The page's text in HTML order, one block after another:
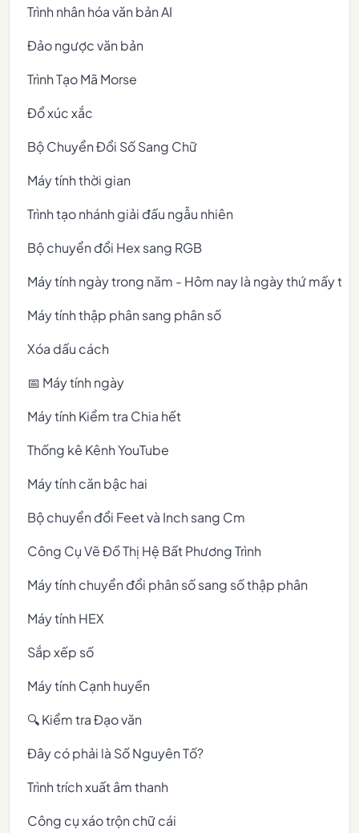
Trình nhân hóa văn bản AI
Đảo ngược văn bản
Trình Tạo Mã Morse
Đổ xúc xắc
Bộ Chuyển Đổi Số Sang Chữ
Máy tính thời gian
Trình tạo nhánh giải đấu ngẫu nhiên
Bộ chuyển đổi Hex sang RGB
Máy tính ngày trong năm - Hôm nay là ngày thứ mấy
Máy tính thập phân sang phân số
Xóa dấu cách
📅 Máy tính ngày
Máy tính Kiểm tra Chia hết
Thống kê Kênh YouTube
Máy tính căn bậc hai
Bộ chuyển đổi Feet và Inch sang Cm
Công Cụ Vẽ Đồ Thị Hệ Bất Phương Trình
Máy tính chuyển đổi phân số sang số thập phân
Máy tính HEX
Sắp xếp số
Máy tính Cạnh huyền
🔍 Kiểm tra Đạo văn
Đây có phải là Số Nguyên Tố?
Trình trích xuất âm thanh
Công cụ xáo trộn chữ cái